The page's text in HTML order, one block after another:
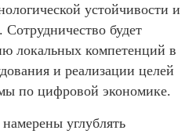
устойчивости и
будет
локальных компетенций в
и реализации целей
по цифровой экономике.
углублять